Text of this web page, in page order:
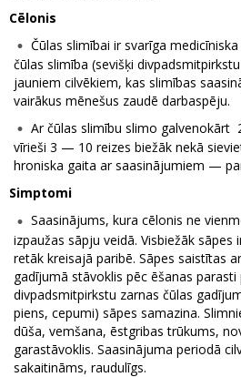
Cēlonis
Čūlas slimībai ir svarīga
čūlas slimība (sevišķi
jauniem cilvēkiem, kas slimības
vairākus mēnešus zaudē darbaspēju.
Ar čūlas slimību slimo galvenokārt
vīrieši 3 — 10 reizes biežāk nekā
hroniska gaita ar saasinājumiem —
Simptomi
Saasinājums, kura cēlonis ne
izpaužas sāpju veidā. Visbiežāk
retāk kreisajā paribē. Sāpes saistītas
gadījumā stāvoklis pēc ēšanas
divpadsmitpirkstu zarnas čūlas
piens, cepumi) sāpes samazina.
dūša, vemšana, ēstgribas trūkums,
garastāvoklis. Saasinājuma periodā
sakaitināms, raudulīgs.